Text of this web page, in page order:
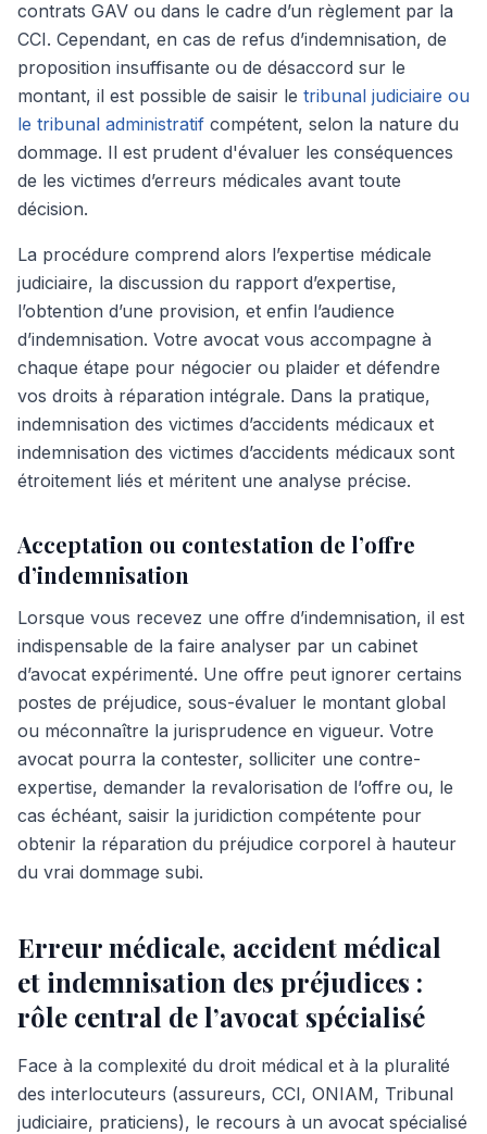
contrats GAV ou dans le cadre d’un règlement par la
CCI. Cependant, en cas de refus d’indemnisation, de
proposition insuffisante ou de désaccord sur le
montant, il est possible de saisir le tribunal judiciaire ou
le tribunal administratif compétent, selon la nature du
dommage. Il est prudent d'évaluer les conséquences
de les victimes d’erreurs médicales avant toute
décision.
La procédure comprend alors l’expertise médicale
judiciaire, la discussion du rapport d’expertise,
l’obtention d’une provision, et enfin l’audience
d’indemnisation. Votre avocat vous accompagne à
chaque étape pour négocier ou plaider et défendre
vos droits à réparation intégrale. Dans la pratique,
indemnisation des victimes d’accidents médicaux et
indemnisation des victimes d’accidents médicaux sont
étroitement liés et méritent une analyse précise.
Acceptation ou contestation de l’offre
d’indemnisation
Lorsque vous recevez une offre d’indemnisation, il est
indispensable de la faire analyser par un cabinet
d’avocat expérimenté. Une offre peut ignorer certains
postes de préjudice, sous-évaluer le montant global
ou méconnaître la jurisprudence en vigueur. Votre
avocat pourra la contester, solliciter une contre-
expertise, demander la revalorisation de l’offre ou, le
cas échéant, saisir la juridiction compétente pour
obtenir la réparation du préjudice corporel à hauteur
du vrai dommage subi.
Erreur médicale, accident médical
et indemnisation des préjudices :
rôle central de l’avocat spécialisé
Face à la complexité du droit médical et à la pluralité
des interlocuteurs (assureurs, CCI, ONIAM, Tribunal
judiciaire, praticiens), le recours à un avocat spécialisé